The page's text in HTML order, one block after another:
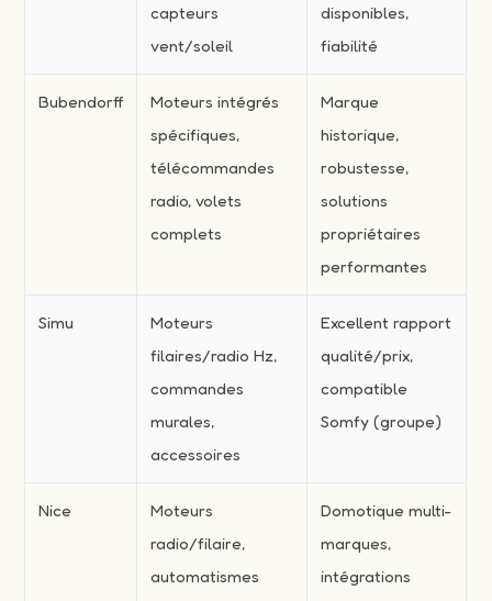
capteurs
vent/soleil
disponibles,
fiabilité
Bubendorff
Moteurs intégrés
spécifiques,
télécommandes
radio, volets
complets
Marque
historique,
robustesse,
solutions
propriétaires
performantes
Simu
Moteurs
filaires/radio Hz,
commandes
murales,
accessoires
Excellent rapport
qualité/prix,
compatible
Somfy (groupe)
Nice
Moteurs
radio/filaire,
automatismes
Domotique multi-
marques,
intégrations